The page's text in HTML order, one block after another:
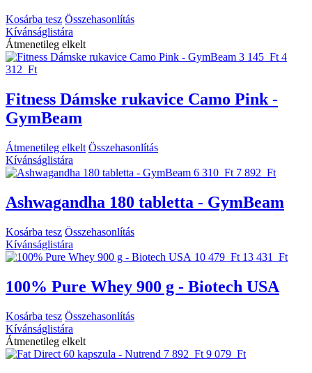
Kosárba tesz Összehasonlítás
Kívánságlistára
Átmenetileg elkelt
3 145 Ft 4
312 Ft
Fitness Dámske rukavice Camo Pink -
GymBeam
Átmenetileg elkelt Összehasonlítás
Kívánságlistára
6 310 Ft 7 892 Ft
Ashwagandha 180 tabletta - GymBeam
Kosárba tesz Összehasonlítás
Kívánságlistára
10 479 Ft 13 431 Ft
100% Pure Whey 900 g - Biotech USA
Kosárba tesz Összehasonlítás
Kívánságlistára
Átmenetileg elkelt
7 892 Ft 9 079 Ft